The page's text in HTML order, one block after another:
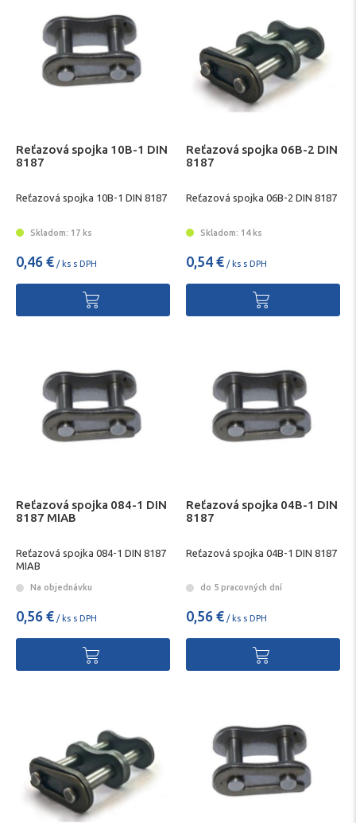
Reťazová spojka 10B-1 DIN
8187
Reťazová spojka 10B-1 DIN 8187
Skladom: 17 ks
0,46 € / ks s DPH
Reťazová spojka 06B-2 DIN
8187
Reťazová spojka 06B-2 DIN 8187
Skladom: 14 ks
0,54 € / ks s DPH
Reťazová spojka 084-1 DIN
8187 MIAB
Reťazová spojka 084-1 DIN 8187
MIAB
Na objednávku
0,56 € / ks s DPH
Reťazová spojka 04B-1 DIN
8187
Reťazová spojka 04B-1 DIN 8187
do 5 pracovných dní
0,56 € / ks s DPH